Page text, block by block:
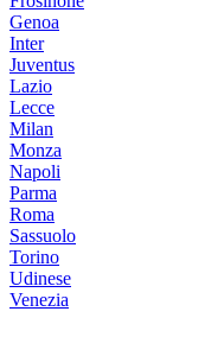
Genoa
Inter
Juventus
Lazio
Lecce
Milan
Monza
Napoli
Parma
Roma
Sassuolo
Torino
Udinese
Venezia